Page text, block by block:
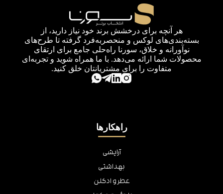
هر آنچه برای درخشش برند خود نیاز دارید، از
بسته‌بندی‌های لوکس و منحصربه‌فرد گرفته تا طرح‌های
نوآورانه و خلاق، سورنا راه‌حلی جامع برای ارتقای
محصولات شما ارائه می‌دهد. با ما همراه شوید و تجربه‌ای
متفاوت را برای مشتریانتان خلق کنید.
راهکارها
آرایشی
بهداشتی
عطر و ادکلن